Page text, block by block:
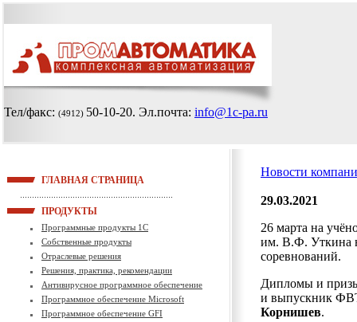
Тел/факс: (4912) 50-10-20. Эл.почта: info@1c-pa.ru
ГЛАВНАЯ СТРАНИЦА
ПРОДУКТЫ
Программные продукты 1С
Собственные продукты
Отраслевые решения
Решения, практика, рекомендации
Антивирусное программное обеспечение
Программное обеспечение Microsoft
Программное обеспечение GFI
Новости
29.03.2021
26 марта на
им. В.Ф. Уткина
соревнований.
Дипломы и
и выпускник
Корнишев.